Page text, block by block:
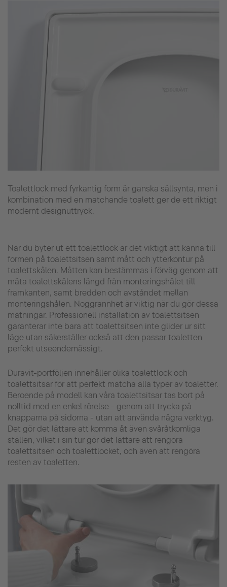
Toalettlock med fyrkantig form är ganska sällsynta, men i
kombination med en matchande toalett ger de ett riktigt
modernt designuttryck.
När du byter ut ett toalettlock är det viktigt att känna till
formen på toalettsitsen samt mått och ytterkontur på
toalettskålen. Måtten kan bestämmas i förväg genom att
mäta toalettskålens längd från monteringshålet till
framkanten, samt bredden och avståndet mellan
monteringshålen. Noggrannhet är viktig när du gör dessa
mätningar. Professionell installation av toalettsitsen
garanterar inte bara att toalettsitsen inte glider ur sitt
läge utan säkerställer också att den passar toaletten
perfekt utseendemässigt.
Duravit-portföljen innehåller olika toalettlock och
toalettsitsar för att perfekt matcha alla typer av toaletter.
Beroende på modell kan våra toalettsitsar tas bort på
nolltid med en enkel rörelse - genom att trycka på
knapparna på sidorna - utan att använda några verktyg.
Det gör det lättare att komma åt även svåråtkomliga
ställen, vilket i sin tur gör det lättare att rengöra
toalettsitsen och toalettlocket, och även att rengöra
resten av toaletten.